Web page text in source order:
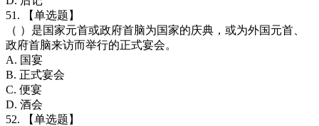
51. 【单选题】
（ ）是国家元首或政府首脑为国家的庆典，或为外国元首、
政府首脑来访而举行的正式宴会。
A. 国宴
B. 正式宴会
C. 便宴
D. 酒会
52. 【单选题】